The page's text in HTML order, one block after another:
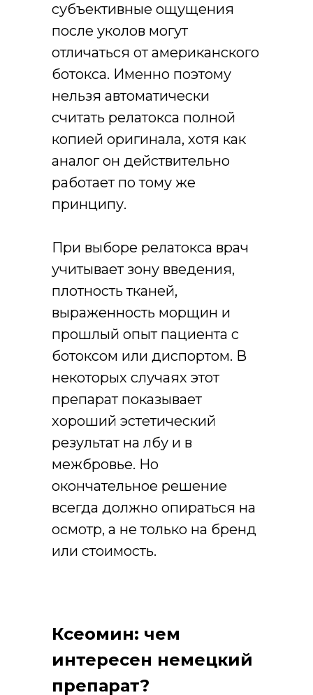
субъективные ощущения
после уколов могут
отличаться от американского
ботокса. Именно поэтому
нельзя автоматически
считать релатокса полной
копией оригинала, хотя как
аналог он действительно
работает по тому же
принципу.
При выборе релатокса врач
учитывает зону введения,
плотность тканей,
выраженность морщин и
прошлый опыт пациента с
ботоксом или диспортом. В
некоторых случаях этот
препарат показывает
хороший эстетический
результат на лбу и в
межбровье. Но
окончательное решение
всегда должно опираться на
осмотр, а не только на бренд
или стоимость.
Ксеомин: чем
интересен немецкий
препарат?